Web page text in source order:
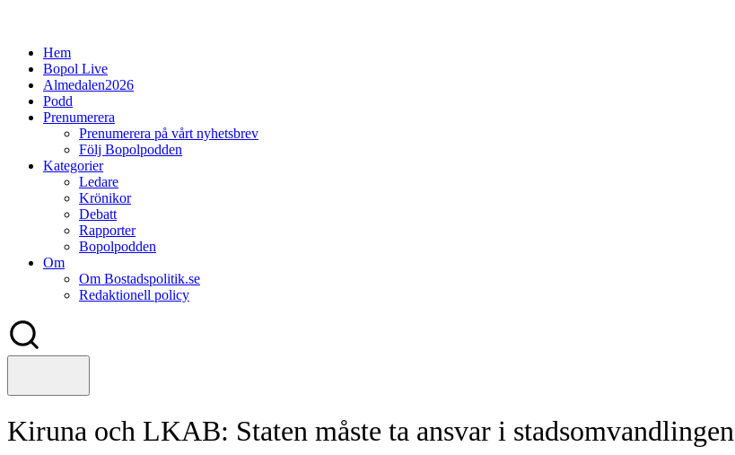
Hem
Bopol Live
Almedalen2026
Podd
Prenumerera
Prenumerera på vårt nyhetsbrev
Följ Bopolpodden
Kategorier
Ledare
Krönikor
Debatt
Rapporter
Bopolpodden
Om
Om Bostadspolitik.se
Redaktionell policy
Kiruna och LKAB: Staten måste ta ansvar i stadsomvandlingen